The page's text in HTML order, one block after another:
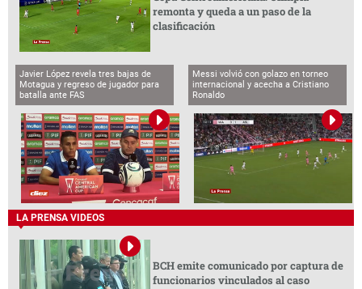
remonta y queda a un paso de la
clasificación
Javier López revela tres bajas de
Motagua y regreso de jugador para
batalla ante FAS
Messi volvió con golazo en torneo
internacional y acecha a Cristiano
Ronaldo
LA PRENSA VIDEOS
BCH emite comunicado por captura de
funcionarios vinculados al caso